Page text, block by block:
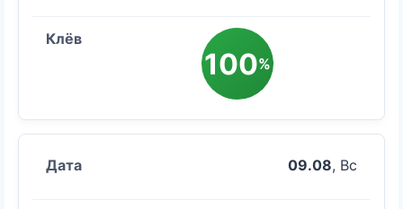
100%
09.08, Вс